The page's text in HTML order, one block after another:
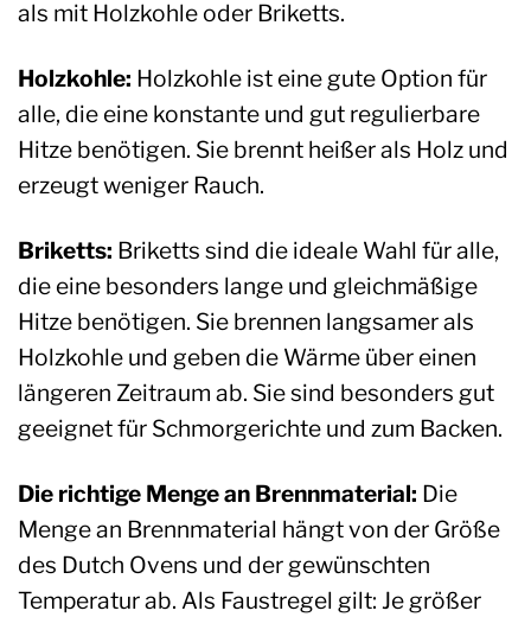
als mit Holzkohle oder Briketts.
Holzkohle: Holzkohle ist eine gute Option für
alle, die eine konstante und gut regulierbare
Hitze benötigen. Sie brennt heißer als Holz und
erzeugt weniger Rauch.
Briketts: Briketts sind die ideale Wahl für alle,
die eine besonders lange und gleichmäßige
Hitze benötigen. Sie brennen langsamer als
Holzkohle und geben die Wärme über einen
längeren Zeitraum ab. Sie sind besonders gut
geeignet für Schmorgerichte und zum Backen.
Die richtige Menge an Brennmaterial: Die
Menge an Brennmaterial hängt von der Größe
des Dutch Ovens und der gewünschten
Temperatur ab. Als Faustregel gilt: Je größer